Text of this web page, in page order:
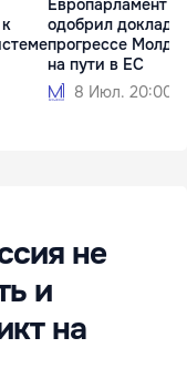
Европарламент
одобрил доклад о
прогрессе
на пути в ЕС
8 Июл. 20:00
не
и
на